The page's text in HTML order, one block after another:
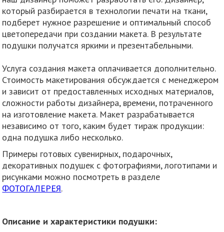
который разбирается в технологии печати на ткани,
подберет нужное разрешение и оптимальный способ
цветопередачи при создании макета. В результате
подушки получатся яркими и презентабельными.
Услуга создания макета оплачивается дополнительно.
Стоимость макетирования обсуждается с менеджером
и зависит от предоставленных исходных материалов,
сложности работы дизайнера, времени, потраченного
на изготовление макета. Макет разрабатывается
независимо от того, каким будет тираж продукции:
одна подушка либо несколько.
Примеры готовых сувенирных, подарочных,
декоративных подушек с фотографиями, логотипами и
рисунками можно посмотреть в разделе
ФОТОГАЛЕРЕЯ.
Описание и характеристики подушки: